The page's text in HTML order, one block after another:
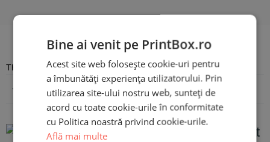
Recenzii
There are no reviews yet
Adaugă o recenzie
Lunch Box Personalizat
Bine ai venit pe PrintBox.ro
Acest site web folosește cookie-uri pentru
a îmbunătăți experiența utilizatorului. Prin
utilizarea site-ului nostru web, sunteți de
acord cu toate cookie-urile în conformitate
cu Politica noastră privind cookie-urile.
Află mai multe